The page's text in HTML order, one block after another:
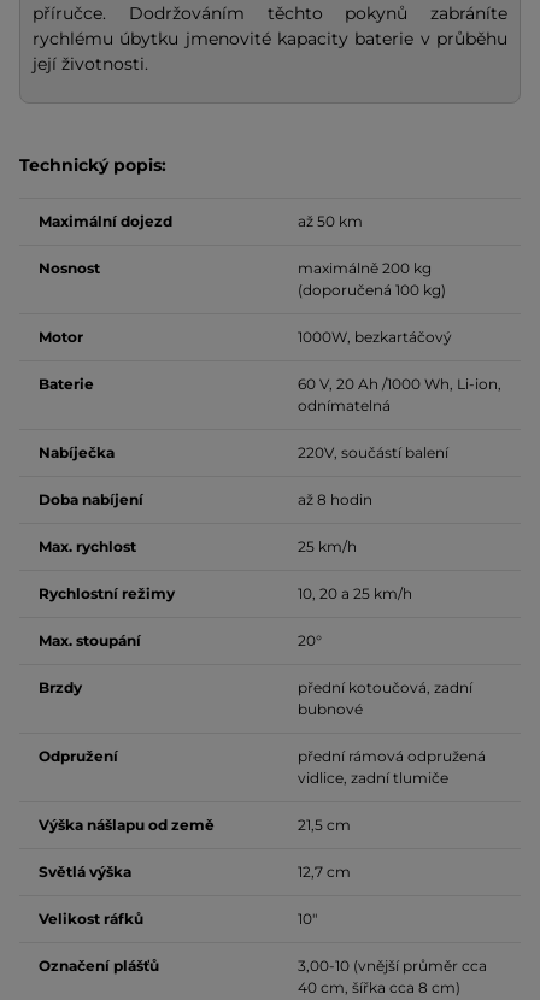
příručce. Dodržováním těchto pokynů zabráníte
rychlému úbytku jmenovité kapacity baterie v průběhu
její životnosti.
Technický popis:
Maximální dojezd až 50 km
Nosnost
maximálně 200 kg
(doporučená 100 kg)
Motor 1000W, bezkartáčový
Baterie
60 V, 20 Ah /1000 Wh, Li-ion,
odnímatelná
Nabíječka 220V, součástí balení
Doba nabíjení až 8 hodin
Max. rychlost 25 km/h
Rychlostní režimy 10, 20 a 25 km/h
Max. stoupání 20°
Brzdy
přední kotoučová, zadní
bubnové
Odpružení
přední rámová odpružená
vidlice, zadní tlumiče
Výška nášlapu od země 21,5 cm
Světlá výška 12,7 cm
Velikost ráfků 10"
Označení plášťů
3,00-10 (vnější průměr cca
40 cm, šířka cca 8 cm)